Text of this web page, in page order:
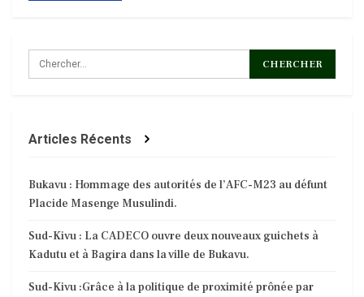
Articles Récents
Bukavu : Hommage des autorités de l’AFC-M23 au défunt
Placide Masenge Musulindi.
Sud-Kivu : La CADECO ouvre deux nouveaux guichets à
Kadutu et à Bagira dans la ville de Bukavu.
Sud-Kivu :Grâce à la politique de proximité prônée par